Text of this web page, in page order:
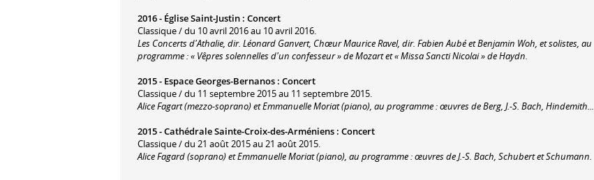
2016 - Église Saint-Justin : Concert
Classique / du 10 avril 2016 au 10 avril 2016.
Les Concerts d'Athalie, dir. Léonard Ganvert, Chœur Maurice Ravel, dir. Fabien Aubé et Benjamin Woh, et solistes, au
programme : « Vêpres solennelles d'un confesseur » de Mozart et « Missa Sancti Nicolai » de Haydn.
2015 - Espace Georges-Bernanos : Concert
Classique / du 11 septembre 2015 au 11 septembre 2015.
Alice Fagart (mezzo-soprano) et Emmanuelle Moriat (piano), au programme : œuvres de Berg, J.-S. Bach, Hindemith...
2015 -Cathédrale Sainte-Croix-des-Arméniens : Concert
Classique / du 21 août 2015 au 21 août 2015.
Alice Fagard (soprano) et Emmanuelle Moriat (piano), au programme : œuvres de J.-S. Bach, Schubert et Schumann.